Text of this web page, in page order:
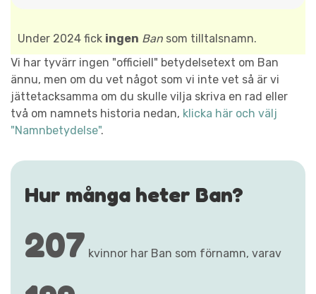
Under 2024 fick ingen Ban som tilltalsnamn.
Vi har tyvärr ingen "officiell" betydelsetext om Ban
ännu, men om du vet något som vi inte vet så är vi
jättetacksamma om du skulle vilja skriva en rad eller
två om namnets historia nedan, klicka här och välj
"Namnbetydelse".
Hur många heter Ban?
207 kvinnor har Ban som förnamn, varav